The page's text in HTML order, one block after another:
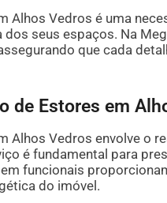
Alhos Vedros é uma
seus espaços. Na
que cada
de Estores em
Alhos Vedros envolve o
é fundamental para
funcionais
do imóvel.